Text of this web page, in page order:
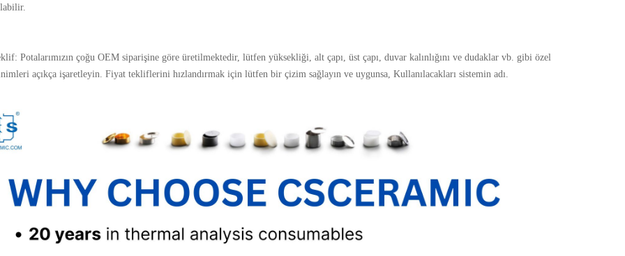
Potalarımızın çoğu OEM siparişine göre üretilmektedir, lütfen yüksekliği, alt çapı, üst çapı, duvar kalınlığını ve dudaklar vb. gibi özel
açıkça işaretleyin. Fiyat tekliflerini hızlandırmak için lütfen bir çizim sağlayın ve uygunsa, Kullanılacakları sistemin adı.